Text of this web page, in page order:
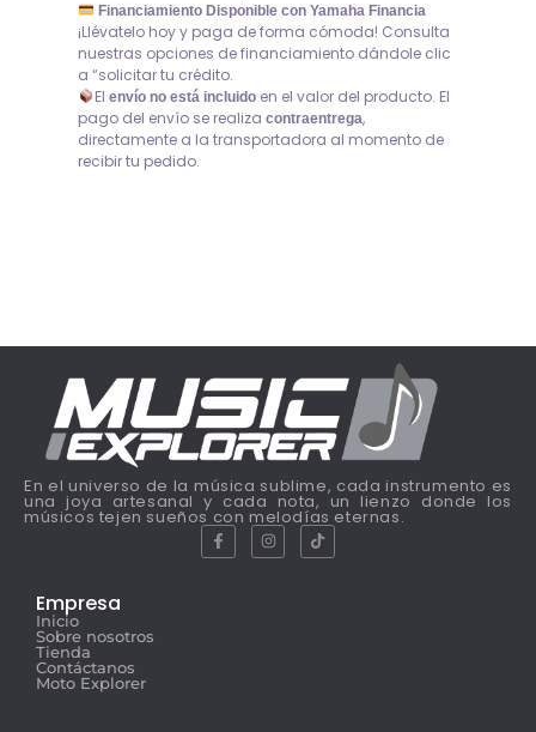
Financiamiento Disponible con Yamaha Financia
¡Llévatelo hoy y paga de forma cómoda! Consulta
nuestras opciones de financiamiento dándole clic
a “solicitar tu crédito.
El envío no está incluidoen el valor del producto. El
pago del envío se realiza contraentrega,
directamente a la transportadora al momento de
recibir tu pedido.
En el universo de la música sublime, cada instrumento es
una joya artesanal y cada nota, un lienzo donde los
músicos tejen sueños con melodías eternas.
Empresa
Inicio
Sobre nosotros
Tienda
Contáctanos
Moto Explorer